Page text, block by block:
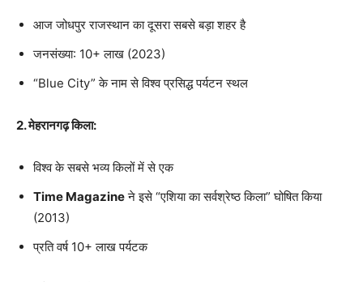
आज जोधपुर राजस्थान का दूसरा सबसे बड़ा शहर है
जनसंख्या: 10+ लाख (2023)
“Blue City” के नाम से विश्व प्रसिद्ध पर्यटन स्थल
2. मेहरानगढ़ किला:
विश्व के सबसे भव्य किलों में से एक
Time Magazineने इसे “एशिया का सर्वश्रेष्ठ किला” घोषित किया
(2013)
प्रति वर्ष 10+ लाख पर्यटक